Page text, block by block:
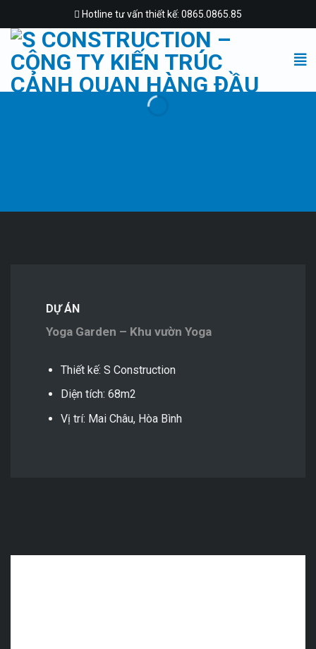
to
content
Hotline tư vấn thiết kế: 0865.0865.85
DỰ ÁN
Yoga Garden – Khu vườn Yoga
Thiết kế: S Construction
Diện tích: 68m2
Vị trí: Mai Châu, Hòa Bình